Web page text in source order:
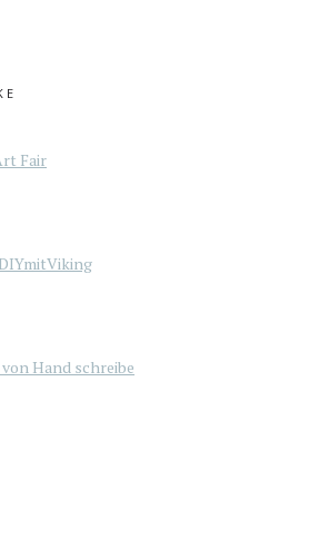
Fair
Hand schreibe